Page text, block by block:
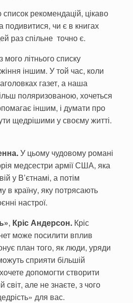
рекомендацій, цікаво
подивитися, чи є в книгах
раз спільне точно є.
мого літнього списку
іншим. У той час, коли
газет, а наша
поляризованою, хочеться
іншим, і думати про
щедрішими у своєму житті.
У цьому чудовому романі
медсестри армії США, яка
у В’єтнамі, а потім
в країну, яку потрясають
настрої.
, Кріс Андерсон. Кріс
може посилити вплив
план того, як люди, уряди
сприяти більшій
допомогти створити
але не знаєте, з чого
для вас.